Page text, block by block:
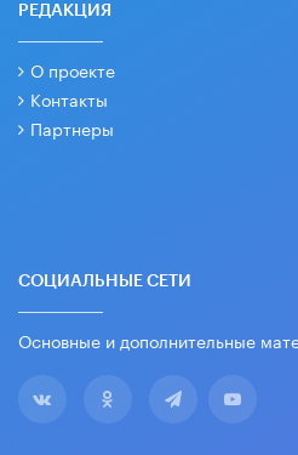
РЕДАКЦИЯ
О проекте
Контакты
Партнеры
СОЦИАЛЬНЫЕ СЕТИ
Основные и дополнительные